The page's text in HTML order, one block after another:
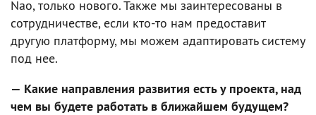
Nao, только нового. Также мы заинтересованы в
сотрудничестве, если кто-то нам предоставит
другую платформу, мы можем адаптировать систему
под нее.
— Какие направления развития есть у проекта, над
чем вы будете работать в ближайшем будущем?